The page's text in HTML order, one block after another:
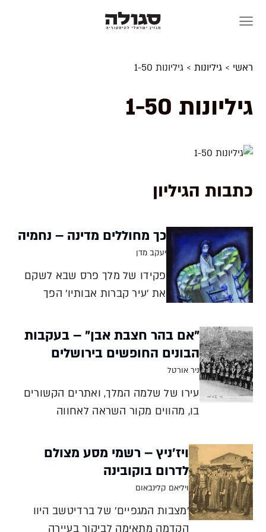
ראשי >גיליונות >גיליונות 1-50
גיליונות 1-50
כתבות הגיליון
כך מחוללים מדינה – נחמיה
יעקב מדן
פקידו של מלך פרס שבא לשקם
את 'עיר קברות אבותיו' הפך
מגן מכורח הנסיבות, ובעיקר מכוח
תגובתו אליהן, שהתאפיינה
מדן עזרא ונחמיה היו שילוב מנצח
בהנה
"אם בהר חצבת אבן" – בעקבות
הבונים החופשים בירושלים
ניר אורטל
עירו של שלמה המלך, ואתרים הקשורים
בו, מהווים מקור השראה לאחווה
ציון, מערת צדקיהו ושוק מחנה יהודה
קשורים כולם בבנייה החופשית ניר
אורטל אל הפתח שנפער מתחת לחומת
העיר העתיקה בירושלים צעדו עשרות א
ויז'ניץ – רשמי מסע מצולם
לדרום בוקובינה
ויליאם קלינבאום
'מצבות המגפיים' של ברדיטשב היוו
הקדמה מתאימה לביקור בעיירה